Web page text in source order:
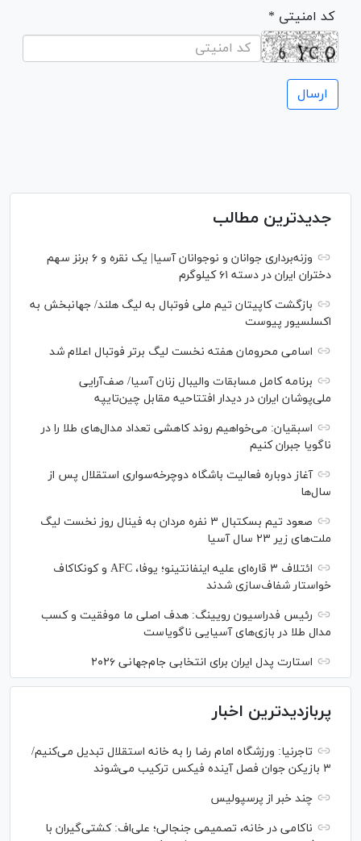
* کد امنیتی
جدیدترین مطالب
وزنه‌برداری جوانان و نوجوانان آسیا| یک نقره و ۶ برنز سهم
دختران ایران در دسته ۶۱ کیلوگرم
بازگشت کاپیتان تیم ملی فوتبال به لیگ هلند/ جهانبخش به
اکسلسیور پیوست
اسامی محرومان هفته نخست لیگ برتر فوتبال اعلام شد
برنامه کامل مسابقات والیبال زنان آسیا/ صف‌آرایی
ملی‌پوشان ایران در دیدار افتتاحیه مقابل چین‌تایپه
اسبقیان: می‌خواهیم روند کاهشی تعداد مدال‌های طلا را در
ناگویا جبران کنیم
آغاز دوباره فعالیت باشگاه دوچرخه‌سواری استقلال پس از
سال‌ها
صعود تیم بسکتبال ۳ نفره مردان به فینال روز نخست لیگ
ملت‌های زیر ۲۳ سال آسیا
ائتلاف ۳ قاره‌ای علیه اینفانتینو؛ یوفا، AFC و کونکاکاف
خواستار شفاف‌سازی شدند
رئیس فدراسیون رویینگ: هدف اصلی ما موفقیت و کسب
مدال طلا در بازی‌های آسیایی ناگویاست
استارت پدل ایران برای انتخابی جام‌جهانی ۲۰۲۶
پربازدیدترین اخبار
تاجرنیا: ورزشگاه امام رضا را به خانه استقلال تبدیل می‌کنیم/
۳ بازیکن جوان فصل آینده فیکس ترکیب می‌شوند
چند خبر از پرسپولیس
ناکامی در خانه، تصمیمی جنجالی؛ علی‌اف: کشتی‌گیران با